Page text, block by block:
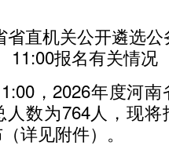
省直机关公开遴选
11:00报名有关情况
，2026年度河南
数为764人，现
详见附件）。